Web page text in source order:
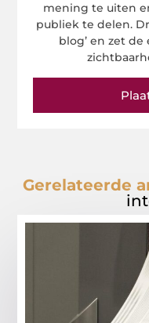
mening te uiten
publiek te delen.
blog’ en zet
Gerelateerde